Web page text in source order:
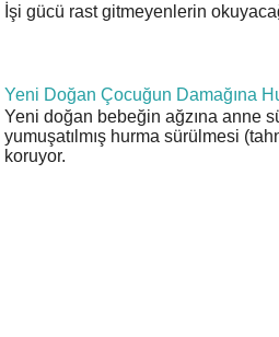
İşi gücü rast gitmeyenlerin
Yeni Doğan Çocuğun Damağına
Yeni doğan bebeğin ağzına anne
yumuşatılmış hurma sürülmesi
koruyor.